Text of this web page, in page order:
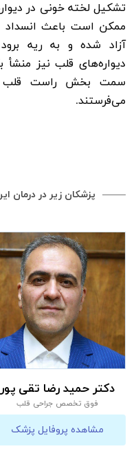
تشکیل لخته خونی در
ممکن است باعث انسداد
آزاد شده و به ریه برود
دیواره‌های قلب نیز منشأ
سمت بخش راست قلب
می‌فرستند.
پزشکان زیر در درمان
دکتر حمید رضا تقی پور
فوق تخصص جراحی قلب
مشاهده پروفایل پزشک